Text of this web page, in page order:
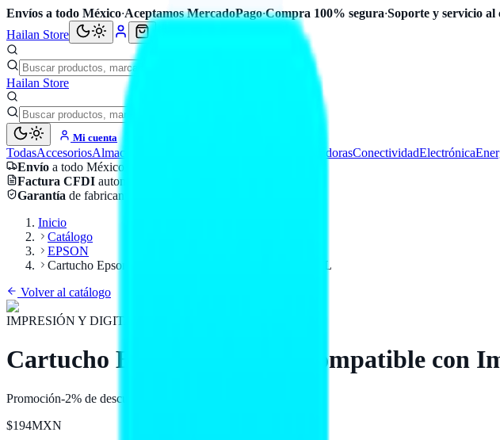
Envíos a todo México·Aceptamos MercadoPago·Compra 100% segura·Soporte y servicio al
Hailan Store
Hailan Store
Mi cuenta
TodasAccesoriosAlmacenamiento ComputadorasConectividadElectrónica
Envío a todo México
Factura CFDI automática
Garantía de fabricante
Inicio
Catálogo
EPSON
Cartucho Epson 664 Cyan Compatible con Impresoras L
Volver al catálogo
IMPRESIÓN Y DIGITALIZACIÓN
Cartucho Epson 664 Cyan Compatible con
Promoción-2% de descuento
$194MXN